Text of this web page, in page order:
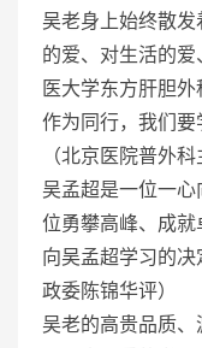
吴老身上始终散
的爱、对生活的
医大学东方肝胆外
作为同行，我们要
（北京医院普外科
吴孟超是一位一
位勇攀高峰、成
向吴孟超学习的决
政委陈锦华评）
吴老的高贵品质、